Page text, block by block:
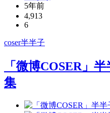
5年前
4,913
6
coser半半子
「微博COSER」
集